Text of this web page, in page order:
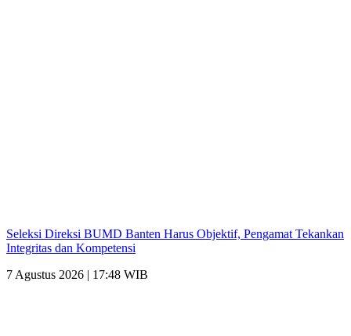
Seleksi Direksi BUMD Banten Harus Objektif, Pengamat Tekankan
Integritas dan Kompetensi
7 Agustus 2026 | 17:48 WIB